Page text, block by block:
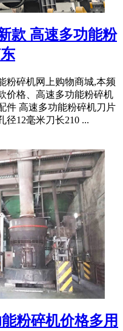
款 高速多功能粉
粉碎机网上购物商城,本频
价格、高速多功能粉碎机
件 高速多功能粉碎机刀片
径12毫米刀长210 ...
粉碎机价格多用